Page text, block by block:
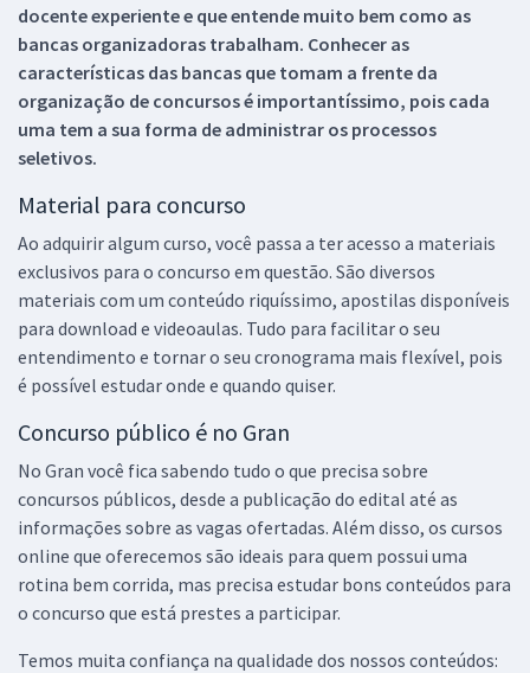
docente experiente e que entende muito bem como as
bancas organizadoras trabalham. Conhecer as
características das bancas que tomam a frente da
organização de concursos é importantíssimo, pois cada
uma tem a sua forma de administrar os processos
seletivos.
Material para concurso
Ao adquirir algum curso, você passa a ter acesso a materiais
exclusivos para o concurso em questão. São diversos
materiais com um conteúdo riquíssimo, apostilas disponíveis
para download e videoaulas. Tudo para facilitar o seu
entendimento e tornar o seu cronograma mais flexível, pois
é possível estudar onde e quando quiser.
Concurso público é no Gran
No Gran você fica sabendo tudo o que precisa sobre
concursos públicos, desde a publicação do edital até as
informações sobre as vagas ofertadas. Além disso, os cursos
online que oferecemos são ideais para quem possui uma
rotina bem corrida, mas precisa estudar bons conteúdos para
o concurso que está prestes a participar.
Temos muita confiança na qualidade dos nossos conteúdos: